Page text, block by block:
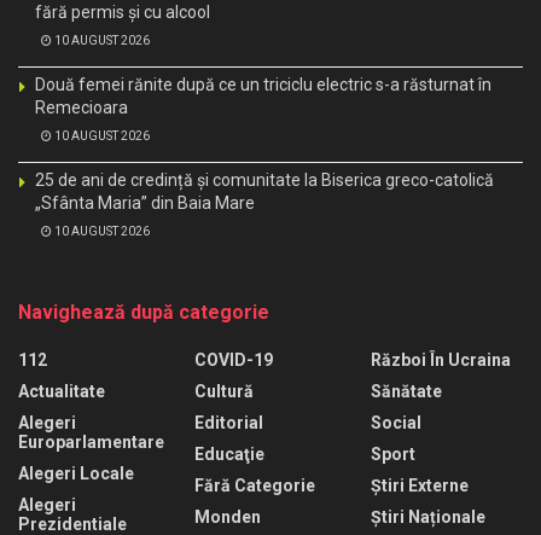
fără permis și cu alcool
10 AUGUST 2026
Două femei rănite după ce un triciclu electric s-a răsturnat în
Remecioara
10 AUGUST 2026
25 de ani de credință și comunitate la Biserica greco-catolică
„Sfânta Maria” din Baia Mare
10 AUGUST 2026
Navighează după categorie
112
Actualitate
Alegeri
Europarlamentare
Alegeri Locale
Alegeri
Prezidentiale
COVID-19
Cultură
Editorial
Educaţie
Fără Categorie
Monden
Război În Ucraina
Sănătate
Social
Sport
Știri Externe
Știri Naționale